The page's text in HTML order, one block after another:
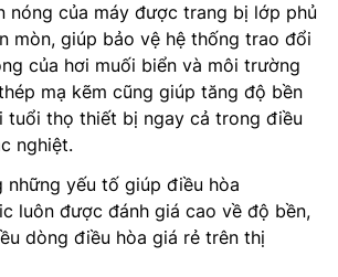
nóng của máy được trang bị lớp phủ
mòn, giúp bảo vệ hệ thống trao đổi
của hơi muối biển và môi trường
mạ kẽm cũng giúp tăng độ bền
tuổi thọ thiết bị ngay cả trong điều
nghiệt.
yếu tố giúp điều hòa
luôn được đánh giá cao về độ bền,
dòng điều hòa giá rẻ trên thị